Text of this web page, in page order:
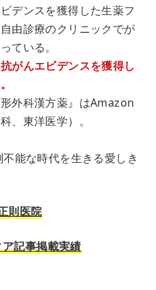
デンスを獲得した生薬フ
由診療のクリニックでが
ている。
がんエビデンスを獲得し
外科漢方薬』はAmazon
、東洋医学）。
不能な時代を生きる愛しき
則医院
記事掲載実績